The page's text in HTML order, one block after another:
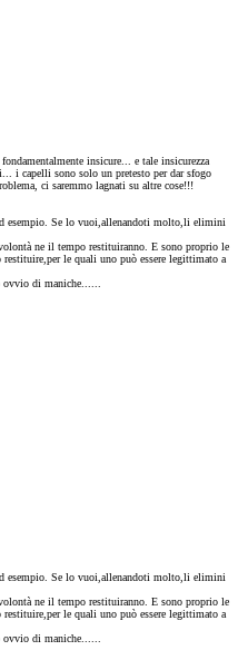
insicure... e tale insicurezza
i capelli sono solo un pretesto per dar sfogo
ci saremmo lagnati su altre cose!!!
esempio. Se lo vuoi,allenandoti molto,li elimini
ne il tempo restituiranno. E sono proprio le
le quali uno può essere legittimato a
di maniche......
esempio. Se lo vuoi,allenandoti molto,li elimini
ne il tempo restituiranno. E sono proprio le
le quali uno può essere legittimato a
di maniche......